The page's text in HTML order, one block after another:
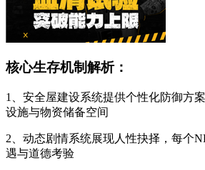
核心生存机制解析：
1、安全屋建设系统提供个性化防御方
设施与物资储备空间
2、动态剧情系统展现人性抉择，每个
遇与道德考验